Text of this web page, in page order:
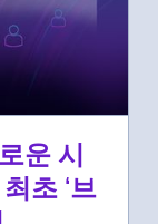
운 시
초 ‘브